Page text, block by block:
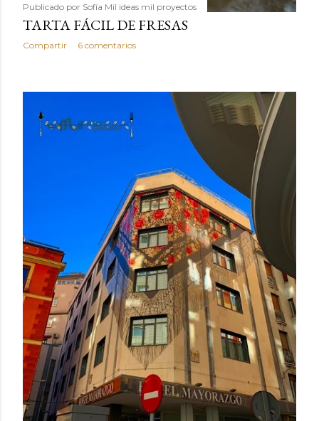
Publicado por Sofía Mil ideas mil proyectos
TARTA FÁCIL DE FRESAS
Compartir 6 comentarios